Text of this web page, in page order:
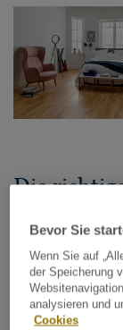
Die
Bei der
Faktoren eine
Auswahl an
Schlafzimmer
Bevor Sie
Wenn Sie auf
der Speicherung
analysieren und
Cookies